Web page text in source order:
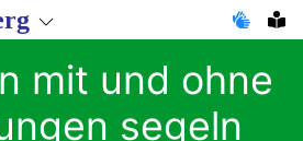
mit und ohne
segeln